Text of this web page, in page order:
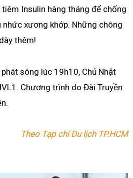
tiêm Insulin hàng tháng để chống
xương khớp. Những chông
thêm!
sóng lúc 19h10, Chủ Nhật
Chương trình do Đài Truyền
Theo Tạp chí Du lịch TP.HCM